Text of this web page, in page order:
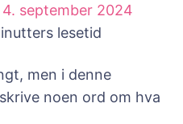
4. september 2024
lesetid
men i denne
noen ord om hva